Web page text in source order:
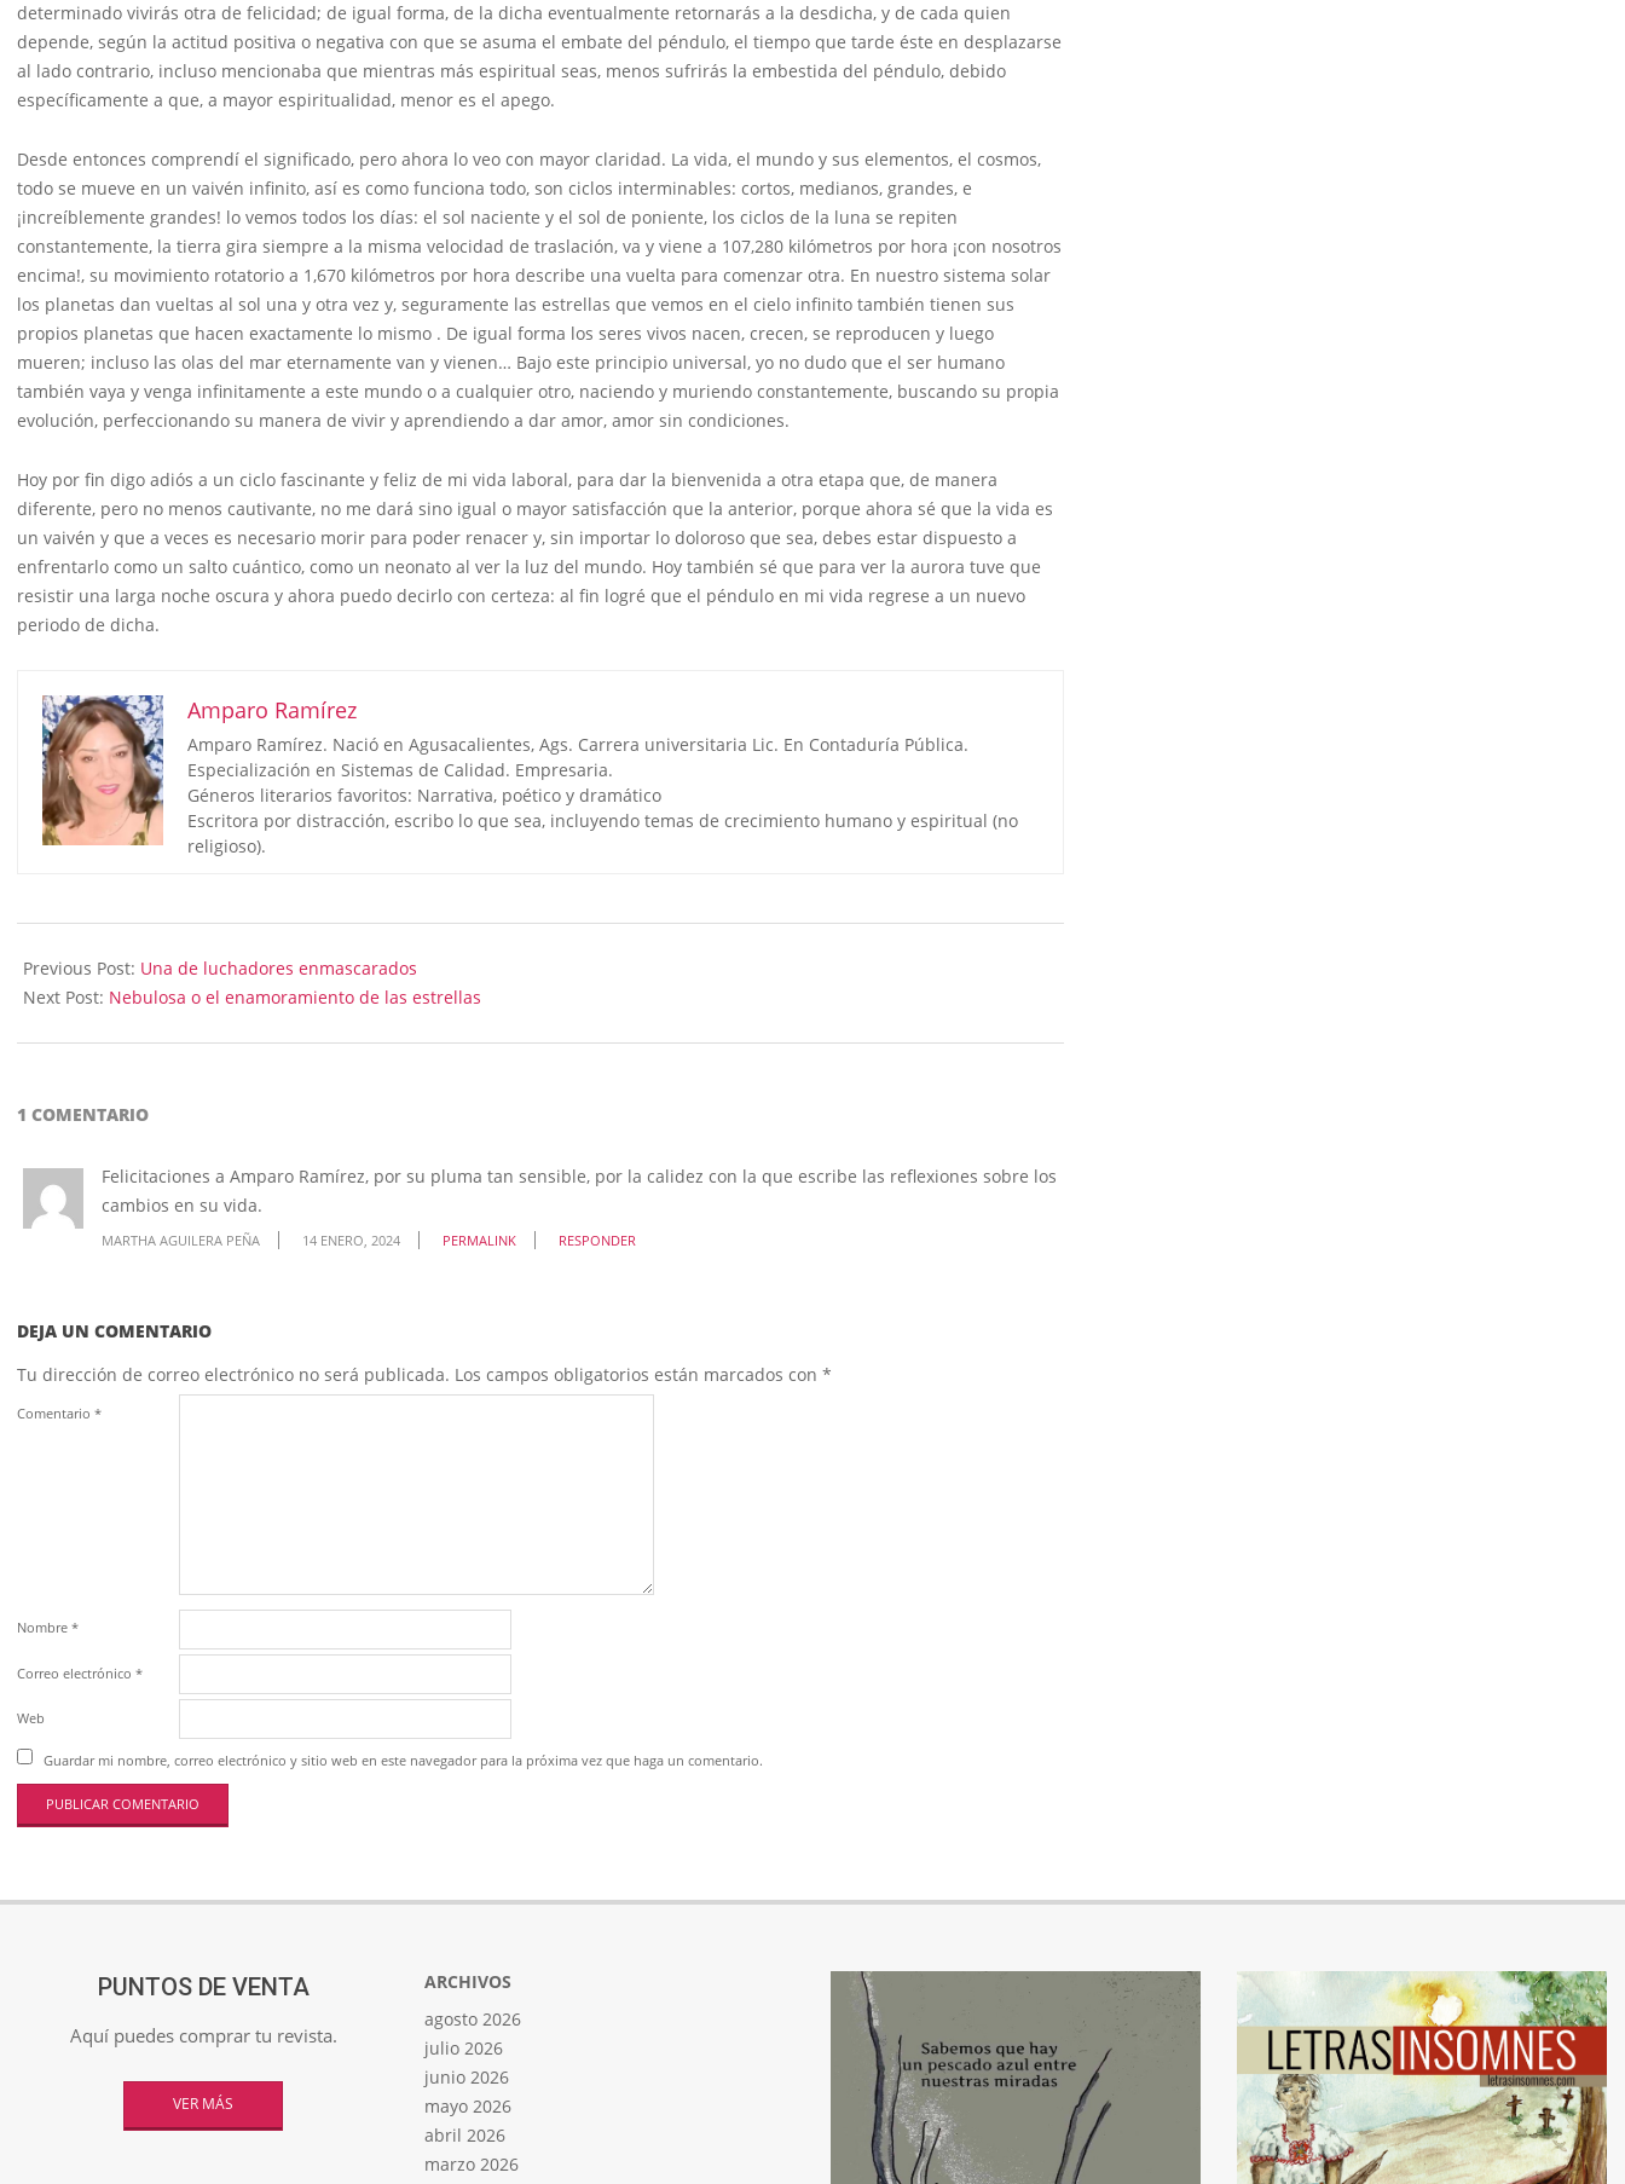
determinado vivirás otra de felicidad; de igual forma, de la dicha eventualmente retornarás a la desdicha, y de cada quien
depende, según la actitud positiva o negativa con que se asuma el embate del péndulo, el tiempo que tarde éste en desplazarse
al lado contrario, incluso mencionaba que mientras más espiritual seas, menos sufrirás la embestida del péndulo, debido
específicamente a que, a mayor espiritualidad, menor es el apego.
Desde entonces comprendí el significado, pero ahora lo veo con mayor claridad. La vida, el mundo y sus elementos, el cosmos,
todo se mueve en un vaivén infinito, así es como funciona todo, son ciclos interminables: cortos, medianos, grandes, e
¡increíblemente grandes! lo vemos todos los días: el sol naciente y el sol de poniente, los ciclos de la luna se repiten
constantemente, la tierra gira siempre a la misma velocidad de traslación, va y viene a 107,280 kilómetros por hora ¡con nosotros
encima!, su movimiento rotatorio a 1,670 kilómetros por hora describe una vuelta para comenzar otra. En nuestro sistema solar
los planetas dan vueltas al sol una y otra vez y, seguramente las estrellas que vemos en el cielo infinito también tienen sus
propios planetas que hacen exactamente lo mismo . De igual forma los seres vivos nacen, crecen, se reproducen y luego
mueren; incluso las olas del mar eternamente van y vienen… Bajo este principio universal, yo no dudo que el ser humano
también vaya y venga infinitamente a este mundo o a cualquier otro, naciendo y muriendo constantemente, buscando su propia
evolución, perfeccionando su manera de vivir y aprendiendo a dar amor, amor sin condiciones.
Hoy por fin digo adiós a un ciclo fascinante y feliz de mi vida laboral, para dar la bienvenida a otra etapa que, de manera
diferente, pero no menos cautivante, no me dará sino igual o mayor satisfacción que la anterior, porque ahora sé que la vida es
un vaivén y que a veces es necesario morir para poder renacer y, sin importar lo doloroso que sea, debes estar dispuesto a
enfrentarlo como un salto cuántico, como un neonato al ver la luz del mundo. Hoy también sé que para ver la aurora tuve que
resistir una larga noche oscura y ahora puedo decirlo con certeza: al fin logré que el péndulo en mi vida regrese a un nuevo
periodo de dicha.
Amparo Ramírez
Amparo Ramírez. Nació en Agusacalientes, Ags. Carrera universitaria Lic. En Contaduría Pública.
Especialización en Sistemas de Calidad. Empresaria.
Géneros literarios favoritos: Narrativa, poético y dramático
Escritora por distracción, escribo lo que sea, incluyendo temas de crecimiento humano y espiritual (no
religioso).
01-
14
Previous Post: Una de luchadores enmascarados
Next Post: Nebulosa o el enamoramiento de las estrellas
1 COMENTARIO
Felicitaciones a Amparo Ramírez, por su pluma tan sensible, por la calidez con la que escribe las reflexiones sobre los
cambios en su vida.
MARTHA AGUILERA PEÑA 14 ENERO, 2024 PERMALINK RESPONDER
DEJA UN COMENTARIO
Tu dirección de correo electrónico no será publicada. Los campos obligatorios están marcados con *
Comentario *
Nombre *
Correo electrónico *
Web
Guardar mi nombre, correo electrónico y sitio web en este navegador para la próxima vez que haga un comentario.
PUNTOS DE VENTA
Aquí puedes comprar tu revista.
VER MÁS
ARCHIVOS
agosto 2026
julio 2026
junio 2026
mayo 2026
abril 2026
marzo 2026